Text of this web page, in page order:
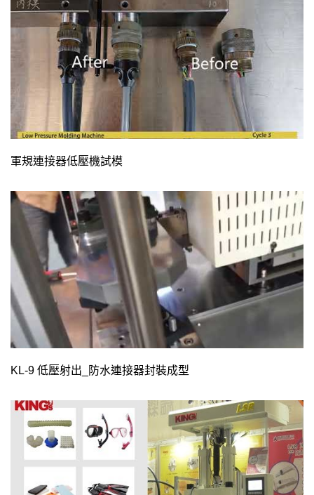
軍規連接器低壓機試模
KL-9 低壓射出_防水連接器封裝成型